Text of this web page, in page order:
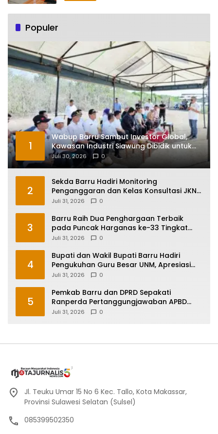
Populer
1
Wabup Barru Sambut Investor Global,
Kawasan Industri Siawung Dibidik untuk
Hilirisasi Bawang Putih
Juli 30, 2026 0
2
Sekda Barru Hadiri Monitoring
Penganggaran dan Kelas Konsultasi JKN
2026 Bersama BPJS Kesehatan di
Juli 31, 2026 0
3
Barru Raih Dua Penghargaan Terbaik
pada Puncak Harganas ke-33 Tingkat
Sulawesi Selatan
Juli 31, 2026 0
4
Bupati dan Wakil Bupati Barru Hadiri
Pengukuhan Guru Besar UNM, Apresiasi
Capaian Prof. Kamaruddin Hasan
Juli 31, 2026 0
5
Pemkab Barru dan DPRD Sepakati
Ranperda Pertanggungjawaban APBD
2025, Perkuat Komitmen Tata Kelola dan
Juli 31, 2026 0
Jl. Teuku Umar 15 No 6 Kec. Tallo, Kota Makassar,
Provinsi Sulawesi Selatan (Sulsel)
085399502350